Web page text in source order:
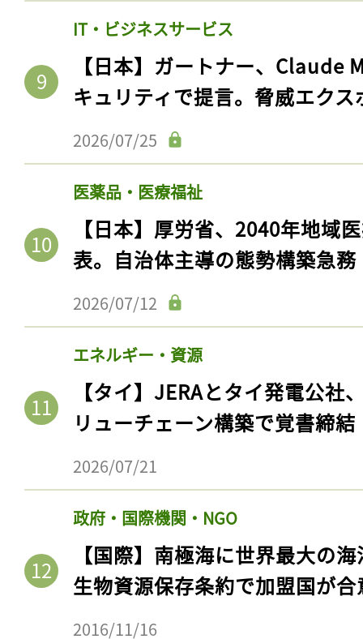
IT・ビジネスサービス
【日本】ガートナー、Claude
キュリティで提言。脅威エク
2026/07/25
医薬品・医療福祉
【日本】厚労省、2040年地域
表。自治体主導の態勢構築急務
2026/07/12
エネルギー・資源
【タイ】JERAとタイ発電公社
リューチェーン構築で覚書締結
2026/07/21
政府・国際機関・NGO
【国際】南極海に世界最大の
生物資源保存条約で加盟国が合
2016/11/16